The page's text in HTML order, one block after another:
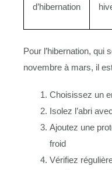
d’hibernation
Pour l’hibernation, qui
novembre à mars, il
Choisissez un
Isolez l’abri
Ajoutez une
froid
Vérifiez